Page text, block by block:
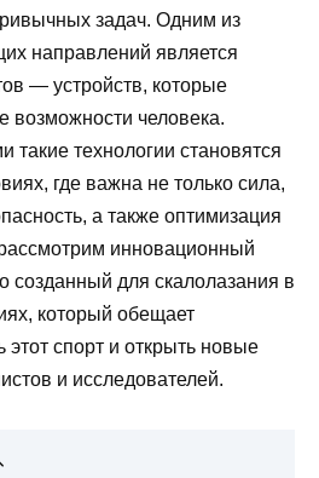
задач. Одним из
направлений является
— устройств, которые
возможности человека.
такие технологии становятся
где важна не только сила,
а также оптимизация
инновационный
созданный для скалолазания в
который обещает
спорт и открыть новые
и исследователей.